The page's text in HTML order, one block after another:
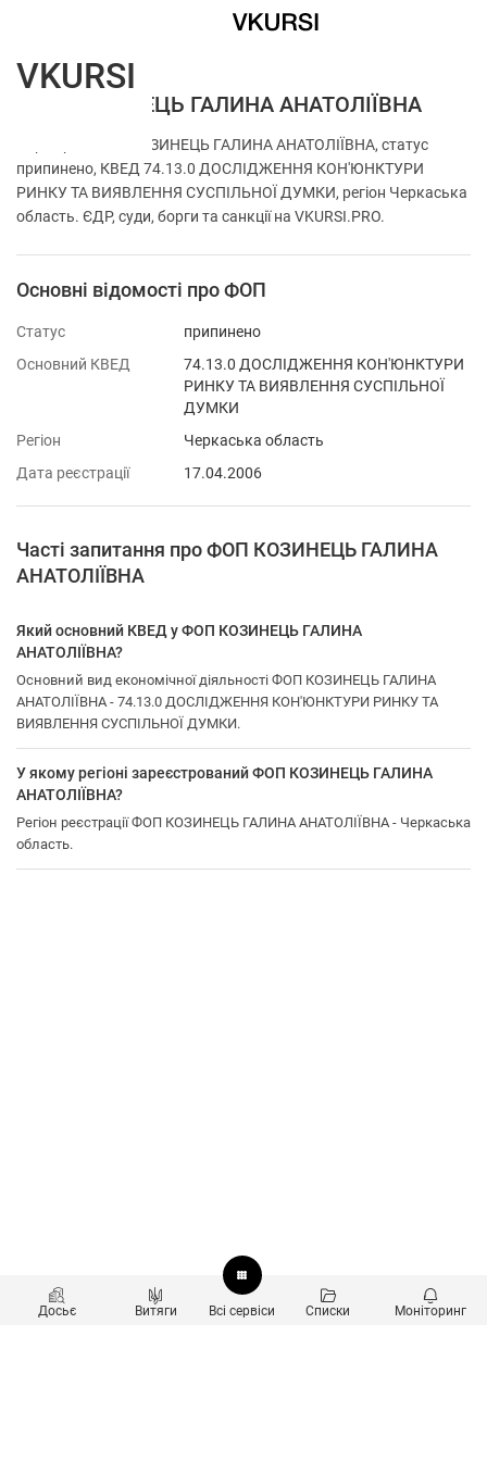
ФОП КОЗИНЕЦЬ ГАЛИНА АНАТОЛІЇВНА
Перевірка ФОП КОЗИНЕЦЬ ГАЛИНА АНАТОЛІЇВНА, статус
припинено, КВЕД 74.13.0 ДОСЛІДЖЕННЯ КОН'ЮНКТУРИ
РИНКУ ТА ВИЯВЛЕННЯ СУСПІЛЬНОЇ ДУМКИ, регіон Черкаська
область. ЄДР, суди, борги та санкції на VKURSI.PRO.
Основні відомості про ФОП
Статус
припинено
Основний КВЕД
74.13.0 ДОСЛІДЖЕННЯ КОН'ЮНКТУРИ
РИНКУ ТА ВИЯВЛЕННЯ СУСПІЛЬНОЇ
ДУМКИ
Регіон
Черкаська область
Дата реєстрації
17.04.2006
Часті запитання про ФОП КОЗИНЕЦЬ ГАЛИНА
АНАТОЛІЇВНА
Який основний КВЕД у ФОП КОЗИНЕЦЬ ГАЛИНА
АНАТОЛІЇВНА?
Основний вид економічної діяльності ФОП КОЗИНЕЦЬ ГАЛИНА
АНАТОЛІЇВНА - 74.13.0 ДОСЛІДЖЕННЯ КОН'ЮНКТУРИ РИНКУ ТА
ВИЯВЛЕННЯ СУСПІЛЬНОЇ ДУМКИ.
У якому регіоні зареєстрований ФОП КОЗИНЕЦЬ ГАЛИНА
АНАТОЛІЇВНА?
Регіон реєстрації ФОП КОЗИНЕЦЬ ГАЛИНА АНАТОЛІЇВНА - Черкаська
область.
Досьє Витяги Всі сервіси Списки Моніторинг
VKURSI